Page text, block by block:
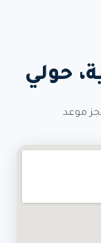
حولي
موعد